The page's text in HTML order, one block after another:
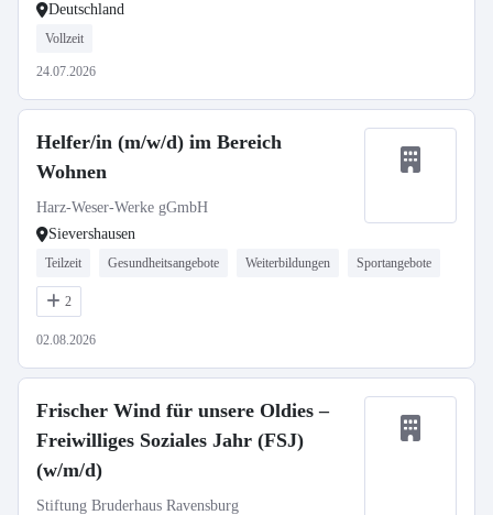
Deutschland
Vollzeit
24.07.2026
Helfer/in (m/w/d) im Bereich
Wohnen
Harz-Weser-Werke gGmbH
Sievershausen
Teilzeit Gesundheitsangebote Weiterbildungen Sportangebote
2
02.08.2026
Frischer Wind für unsere Oldies –
Freiwilliges Soziales Jahr (FSJ)
(w/m/d)
Stiftung Bruderhaus Ravensburg